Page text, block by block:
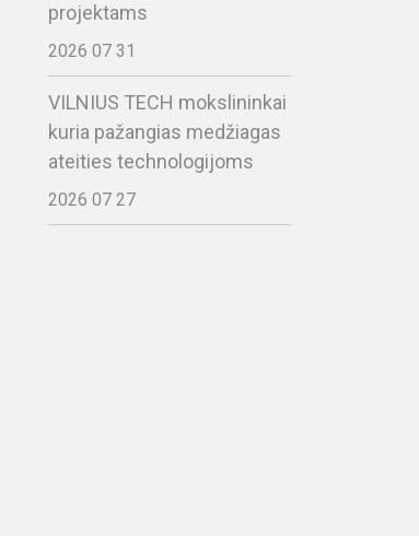
projektams
2026 07 31
VILNIUS TECH mokslininkai
kuria pažangias medžiagas
ateities technologijoms
2026 07 27